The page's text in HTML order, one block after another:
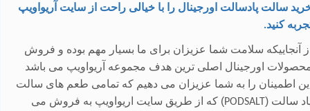
سالت پادسالت اورجینال را با خیالی راحت از سایت آریواویپ
کنید.
آنجاییکه سلامت شما عزیزان برای ما بسیار مهم بوده و فروش
اورجینال اصلی ترین هدف مجموعه آریواویپ می باشد
اطمینان را به شما عزیزان می دهیم که تمامی طعم های سالت
سالت ( PODSALT) که از طریق سایت اریواویپ به فروش می